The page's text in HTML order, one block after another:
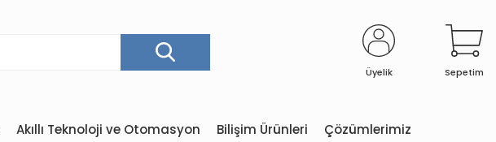
Üyelik Sepetim
Akıllı Teknoloji ve Otomasyon Bilişim Ürünleri Çözümlerimiz